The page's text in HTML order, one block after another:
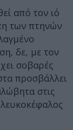
από τον ιό
των πτηνών
δε, με τον
σοβαρές
προσβάλλει
στις